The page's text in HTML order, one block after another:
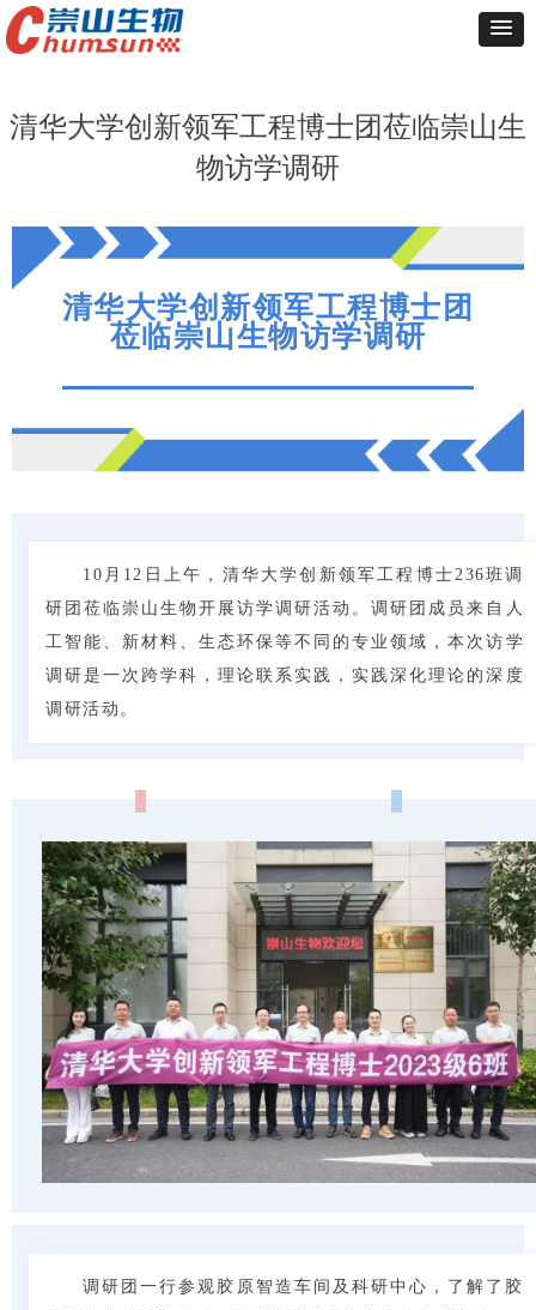
清华大学创新领军工程博士团莅临崇山生
物访学调研
清华大学创新领军工程博士团
莅临崇山生物访学调研
10月12日上午，清华大学创新领军工程博士236班调
研团莅临崇山生物开展访学调研活动。调研团成员来自人
工智能、新材料、生态环保等不同的专业领域，本次访学
调研是一次跨学科，理论联系实践，实践深化理论的深度
调研活动。
调研团一行参观胶原智造车间及科研中心，了解了胶